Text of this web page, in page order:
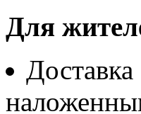
Для
Доставка